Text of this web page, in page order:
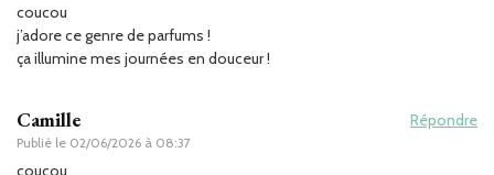
coucou
j’adore ce genre de parfums !
ça illumine mes journées en douceur !
Camille
Publié le 02/06/2026 à 08:37
Répondre
coucou